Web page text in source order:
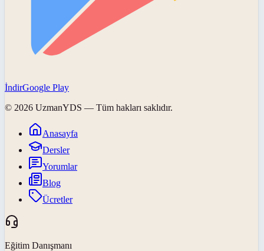
İndirGoogle Play
© 2026 UzmanYDS — Tüm hakları saklıdır.
Anasayfa
Dersler
Yorumlar
Blog
Ücretler
Eğitim Danışmanı